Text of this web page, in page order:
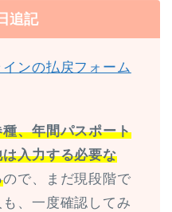
追記
インの払戻フォーム
、年間パスポート
入力する必要な
ので、まだ現段階で
、一度確認してみ